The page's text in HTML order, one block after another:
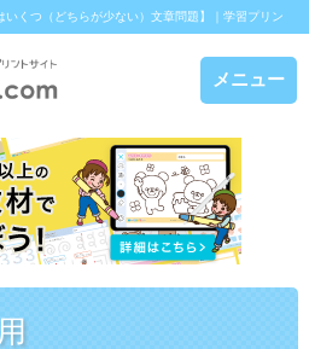
くつ（どちらが少ない）文章問題】｜学習プリン
メニュー